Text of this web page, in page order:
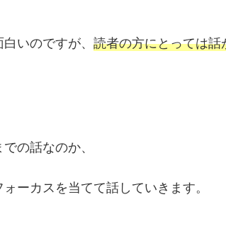
いのですが、 読者の方にとっては
の話なのか、
ーカスを当てて話していきます。